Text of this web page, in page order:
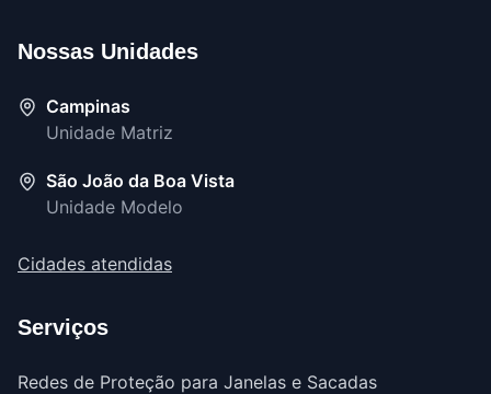
Nossas Unidades
Campinas
Unidade Matriz
São João da Boa Vista
Unidade Modelo
Cidades atendidas
Serviços
Redes de Proteção para Janelas e Sacadas